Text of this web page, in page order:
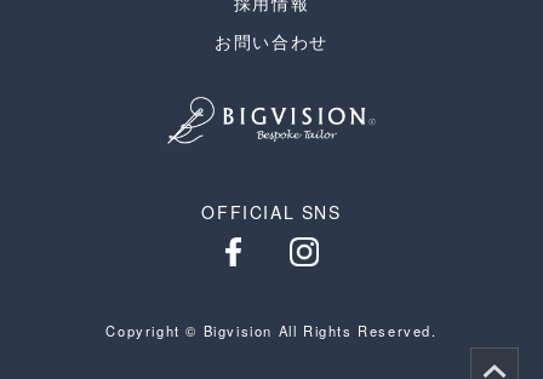
お問い合わせ
OFFICIAL SNS
Copyright © Bigvision All Rights Reserved.